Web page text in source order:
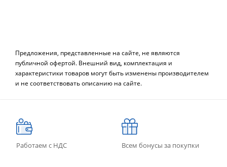
Предложения, представленные на сайте, не являются
публичной офертой. Внешний вид, комплектация и
характеристики товаров могут быть изменены производителем
и не соответствовать описанию на сайте.
Работаем с НДС Всем бонусы за покупки